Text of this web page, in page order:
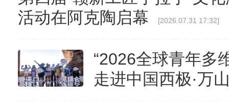
活动在阿克陶启幕
[2026.07.31 17:32]
“2026全球青年多
走进中国西极·万